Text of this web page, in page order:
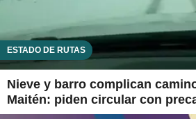
ESTADO DE RUTAS
Nieve y barro complican
Maitén: piden circular con